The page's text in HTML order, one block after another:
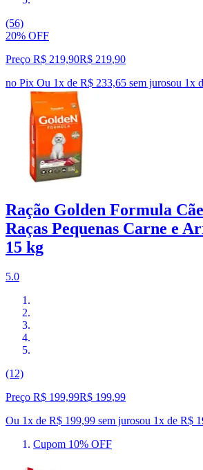
(56)
20% OFF
Preço R$ 219,90R$ 219,90
no Pix Ou 1x de R$ 233,65 sem jurosou 1x
Ração Golden Formula
Raças Pequenas Carne e
15 kg
5.0
(12)
Preço R$ 199,99R$ 199,99
Ou 1x de R$ 199,99 sem jurosou 1x de R$
Cupom 10% OFF